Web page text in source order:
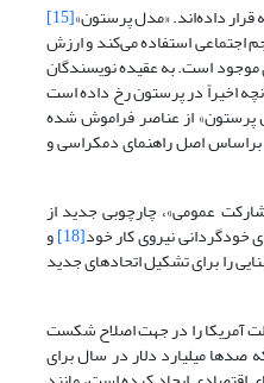
[15]
اجتماعی استفاده می‌کند و ارزش
است. به عقیده نویسندگان
اخیراً در پرستون رخ داده است
پرستون» از عناصر فراموش شده
و براساس اصل راهنمای دمکراسی و
مشارکت عمومی»، چارچوبی جدید از
خودگردانی نیروی کار خود[18] و
را برای تشکیل اتحادهای جدید
آمریکا را در جهت اصلاح شکست
میلیارد دلار در سال برای